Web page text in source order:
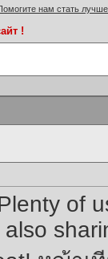
нам стать
!
of